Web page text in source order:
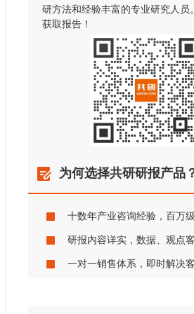
研方法和经验丰富的专业研究人员
获取报告！
为何选择共研研报产品
十数年产业咨询经验，百万
研报内容详实，数据、观点
一对一销售体系，即时解决